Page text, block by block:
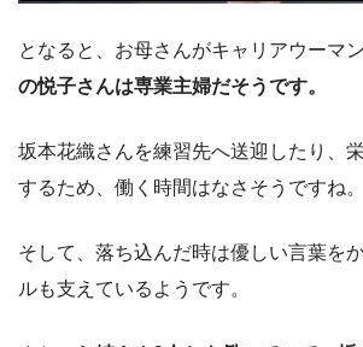
となると、お母さんがキャリアウーマ
の悦子さんは専業主婦だそうです。
坂本花織さんを練習先へ送迎したり、
するため、働く時間はなさそうですね。
そして、落ち込んだ時は優しい言葉を
ルも支えているようです。